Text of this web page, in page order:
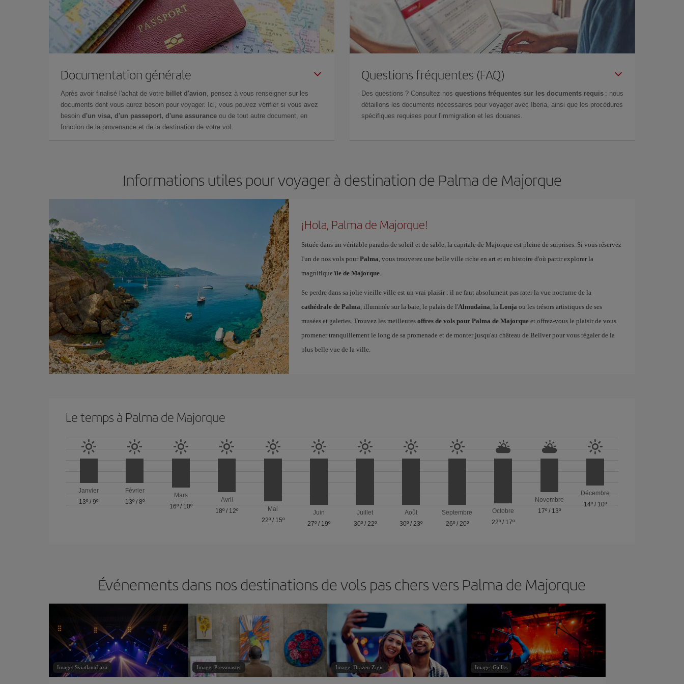
Documentation générale
Après avoir finalisé l'achat de votre billet d'avion, pensez à vous renseigner sur les
documents dont vous aurez besoin pour voyager. Ici, vous pouvez vérifier si vous avez
besoin d'un visa, d'un passeport, d'une assurance ou de tout autre document, en
fonction de la provenance et de la destination de votre vol.
Questions fréquentes (FAQ)
Des questions ? Consultez nos questions fréquentes sur les documents requis : nous
détaillons les documents nécessaires pour voyager avec Iberia, ainsi que les procédures
spécifiques requises pour l'immigration et les douanes.
Informations utiles pour voyager à destination de Palma de Majorque
¡Hola, Palma de Majorque!
Située dans un véritable paradis de soleil et de sable, la capitale de Majorque est pleine de surprises. Si vous réservez
l'un de nos vols pour Palma, vous trouverez une belle ville riche en art et en histoire d'où partir explorer la
magnifique île de Majorque.
Se perdre dans sa jolie vieille ville est un vrai plaisir : il ne faut absolument pas rater la vue nocturne de la
cathédrale de Palma, illuminée sur la baie, le palais de l'Almudaina, la Lonja ou les trésors artistiques de ses
musées et galeries. Trouvez les meilleures offres de vols pour Palma de Majorqueet offrez-vous le plaisir de vous
promener tranquillement le long de sa promenade et de monter jusqu'au château de Bellver pour vous régaler de la
plus belle vue de la ville.
Le temps à Palma de Majorque
Janvier
13º /9º
Février
13º/ 8º
Mars
16º/ 10º
Avril
18º / 12º
Mai
22º/ 15º
Juin
27º / 19º
Juillet
30º/ 22º
Août
30º /23º
Septembre
26º/ 20º
Octobre
22º / 17º
Novembre
17º/ 13º
Décembre
14º / 10º
Événements dans nos destinations de vols pas chers vers Palma de Majorque
Image: SviatlanaLaza Image: Pressmaster Image: Drazen Zigic Image: Gallks